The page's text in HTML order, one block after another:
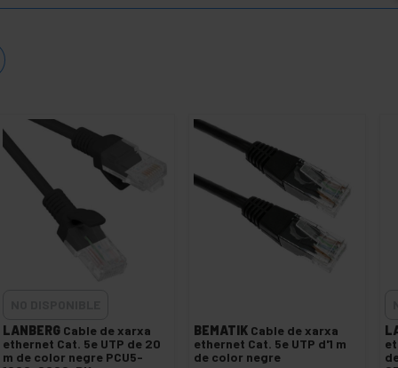
LANBERG Cable de xarxa
ethernet Cat. 5e UTP de 20
m de color negre PCU5-
BEMATIK Cable de xarxa
ethernet Cat. 5e UTP d'1 m
de color negre